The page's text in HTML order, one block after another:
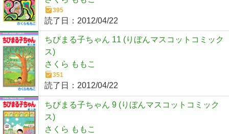
395
読了日： 2012/04/22
ちびまる子ちゃん 11 (りぼんマスコットコミック
ス)
さくら ももこ
351
読了日： 2012/04/22
ちびまる子ちゃん 9 (りぼんマスコットコミック
ス)
さくら ももこ